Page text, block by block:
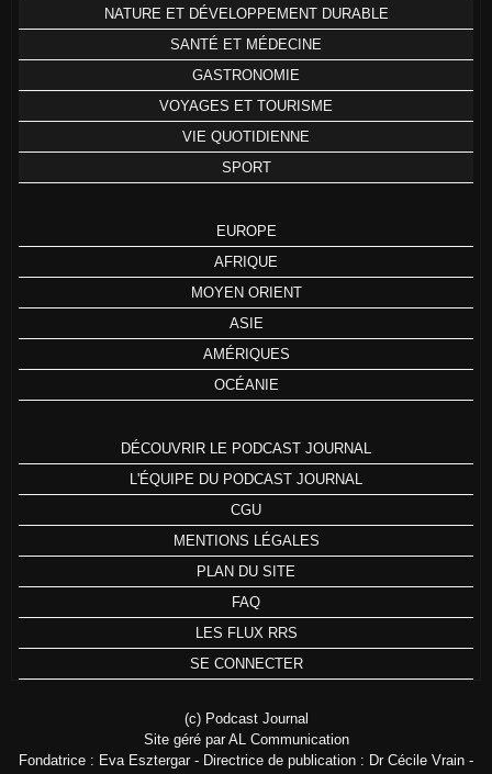
NATURE ET DÉVELOPPEMENT DURABLE
SANTÉ ET MÉDECINE
GASTRONOMIE
VOYAGES ET TOURISME
VIE QUOTIDIENNE
SPORT
EUROPE
AFRIQUE
MOYEN ORIENT
ASIE
AMÉRIQUES
OCÉANIE
DÉCOUVRIR LE PODCAST JOURNAL
L'ÉQUIPE DU PODCAST JOURNAL
CGU
MENTIONS LÉGALES
PLAN DU SITE
FAQ
LES FLUX RRS
SE CONNECTER
(c) Podcast Journal
Site géré par AL Communication
Fondatrice : Eva Esztergar - Directrice de publication : Dr Cécile Vrain -